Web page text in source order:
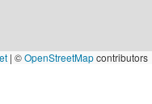
| ©OpenStreetMapcontributors